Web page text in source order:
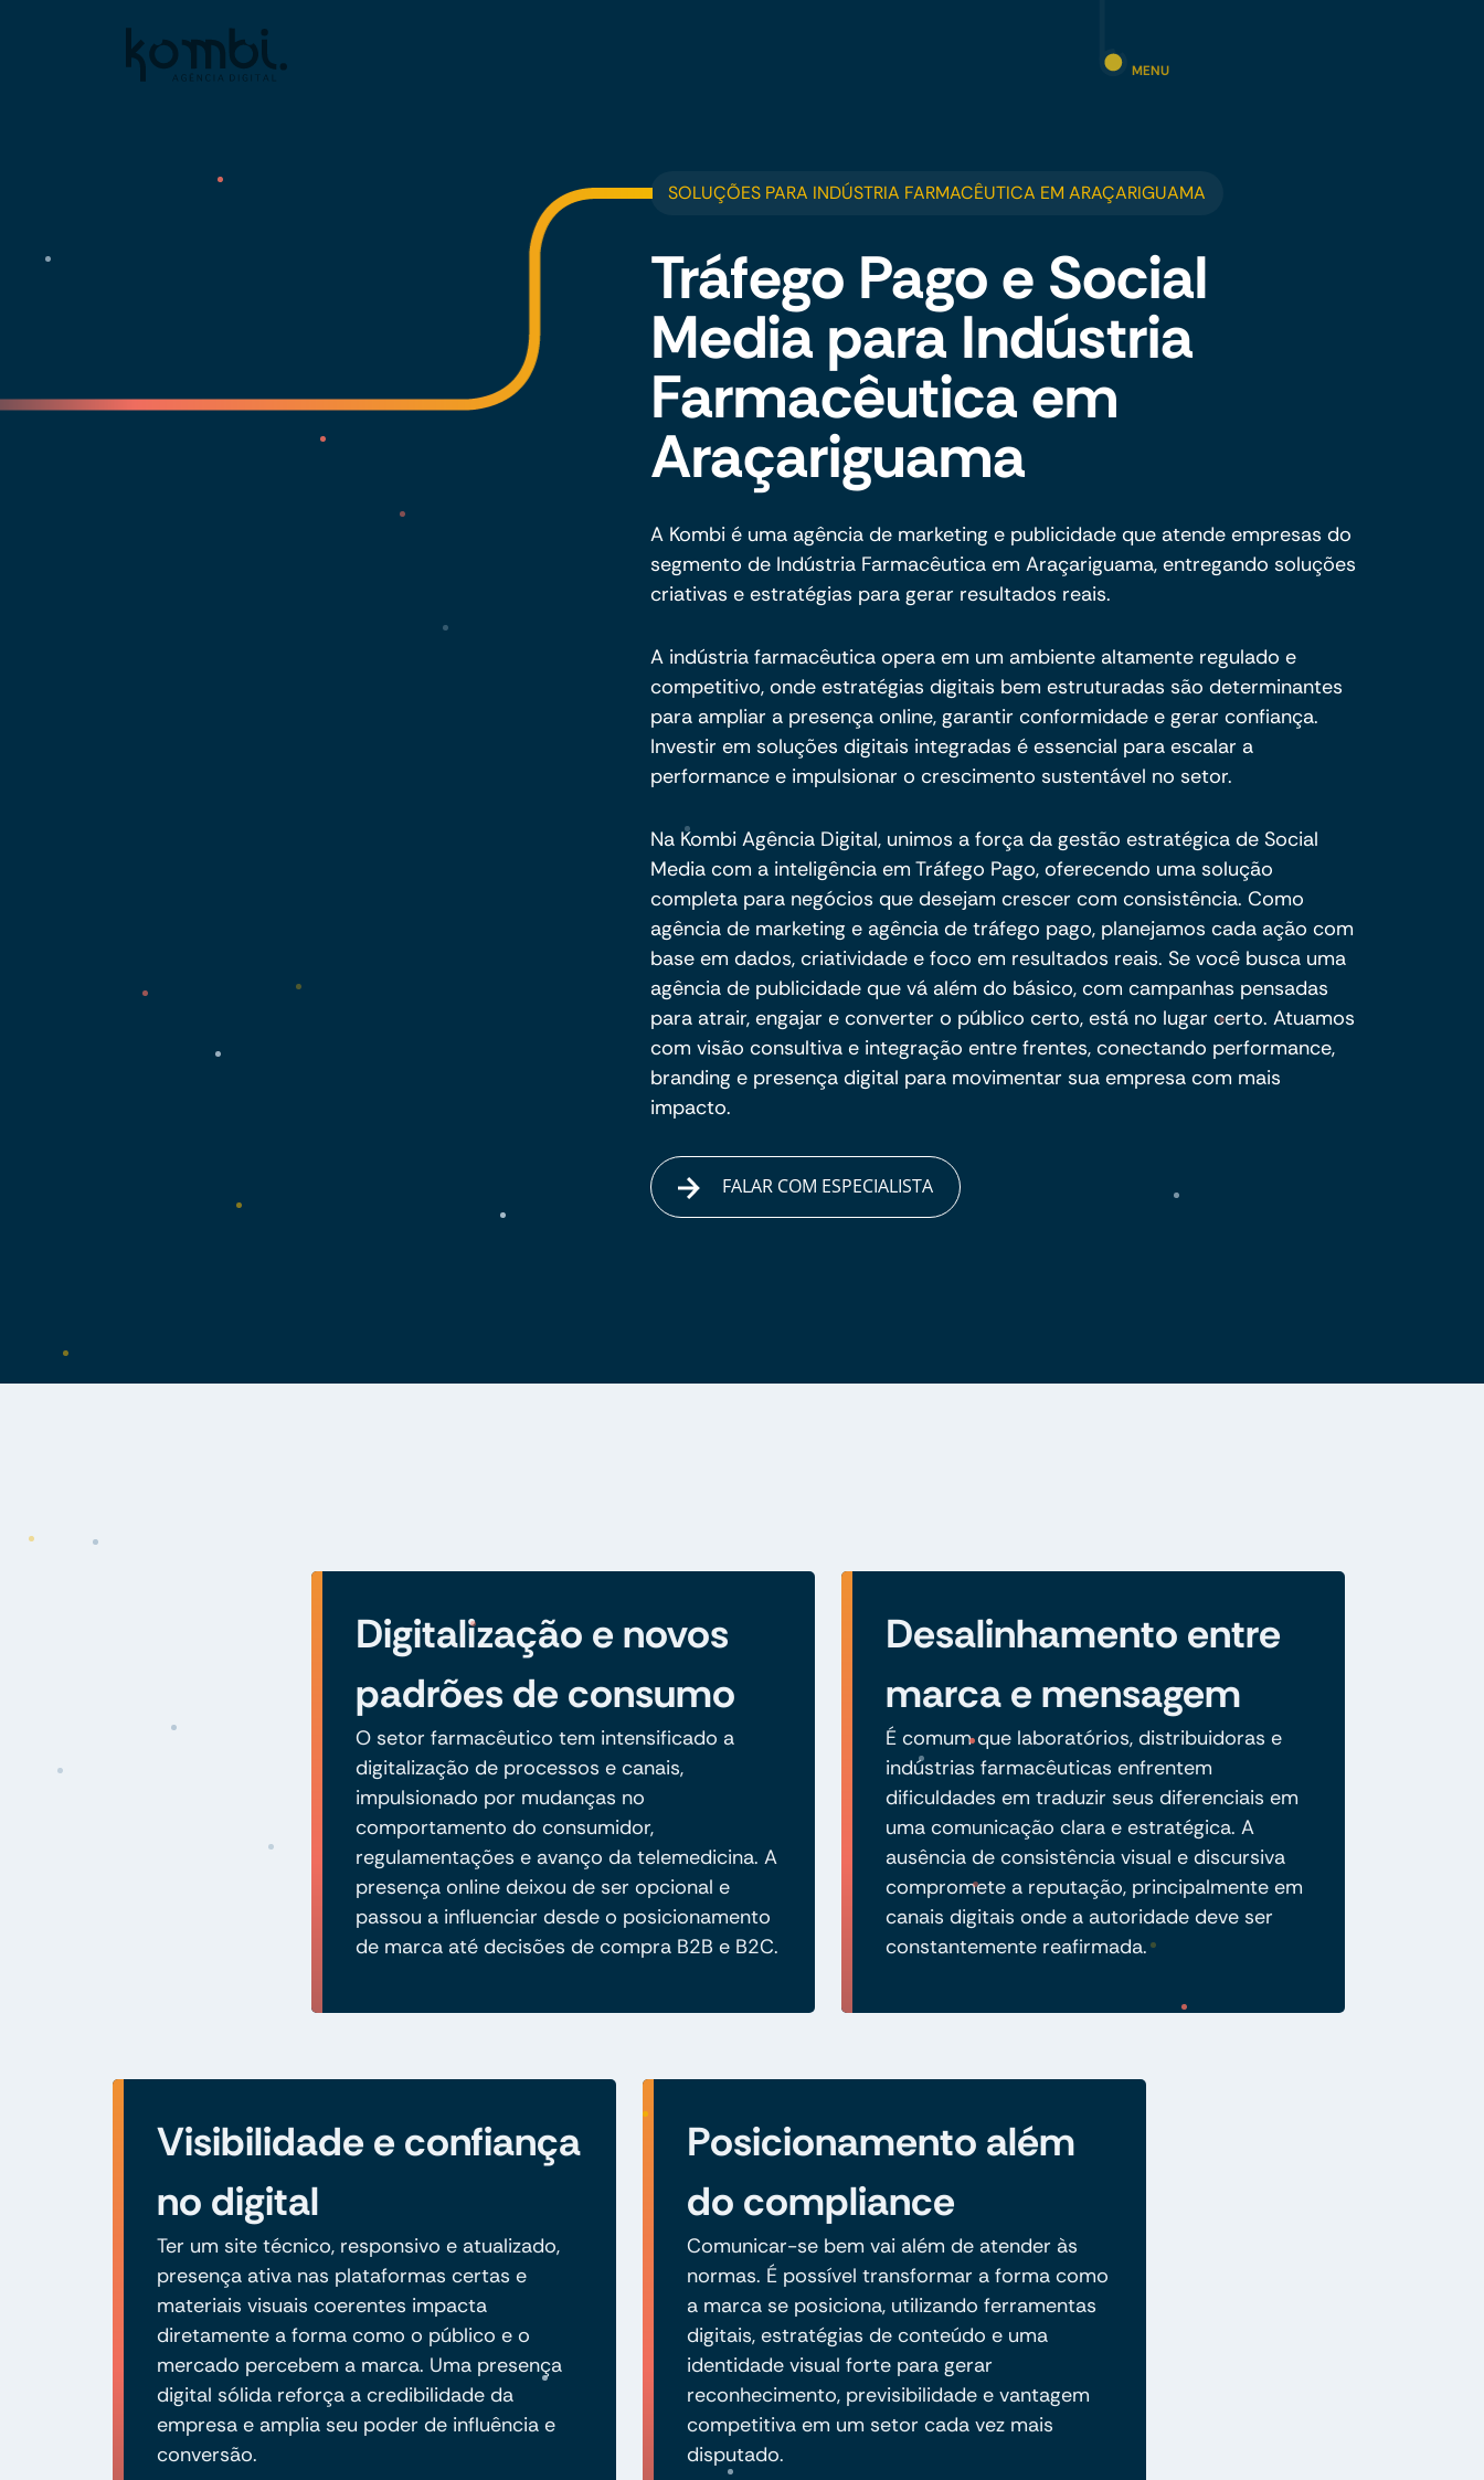
MENU
SOLUÇÕES PARA INDÚSTRIA FARMACÊUTICA EM ARAÇARIGUAMA
Tráfego Pago e Social
Media para Indústria
Farmacêutica em
Araçariguama
A Kombi é uma agência de marketing e publicidade que atende empresas do
segmento de Indústria Farmacêutica em Araçariguama, entregando soluções
criativas e estratégias para gerar resultados reais.
A indústria farmacêutica opera em um ambiente altamente regulado e
competitivo, onde estratégias digitais bem estruturadas são determinantes
para ampliar a presença online, garantir conformidade e gerar confiança.
Investir em soluções digitais integradas é essencial para escalar a
performance e impulsionar o crescimento sustentável no setor.
Na Kombi Agência Digital, unimos a força da gestão estratégica de Social
Media com a inteligência em Tráfego Pago, oferecendo uma solução
completa para negócios que desejam crescer com consistência. Como
agência de marketing e agência de tráfego pago, planejamos cada ação com
base em dados, criatividade e foco em resultados reais. Se você busca uma
agência de publicidade que vá além do básico, com campanhas pensadas
para atrair, engajar e converter o público certo, está no lugar certo. Atuamos
com visão consultiva e integração entre frentes, conectando performance,
branding e presença digital para movimentar sua empresa com mais
impacto.
FALAR COM ESPECIALISTA
Digitalização e novos
padrões de consumo
O setor farmacêutico tem intensificado a
digitalização de processos e canais,
impulsionado por mudanças no
comportamento do consumidor,
regulamentações e avanço da telemedicina. A
presença online deixou de ser opcional e
passou a influenciar desde o posicionamento
de marca até decisões de compra B2B e B2C.
Desalinhamento entre
marca e mensagem
É comum que laboratórios, distribuidoras e
indústrias farmacêuticas enfrentem
dificuldades em traduzir seus diferenciais em
uma comunicação clara e estratégica. A
ausência de consistência visual e discursiva
compromete a reputação, principalmente em
canais digitais onde a autoridade deve ser
constantemente reafirmada.
Visibilidade e confiança
no digital
Ter um site técnico, responsivo e atualizado,
presença ativa nas plataformas certas e
materiais visuais coerentes impacta
diretamente a forma como o público e o
mercado percebem a marca. Uma presença
digital sólida reforça a credibilidade da
empresa e amplia seu poder de influência e
conversão.
Posicionamento além
do compliance
Comunicar-se bem vai além de atender às
normas. É possível transformar a forma como
a marca se posiciona, utilizando ferramentas
digitais, estratégias de conteúdo e uma
identidade visual forte para gerar
reconhecimento, previsibilidade e vantagem
competitiva em um setor cada vez mais
disputado.